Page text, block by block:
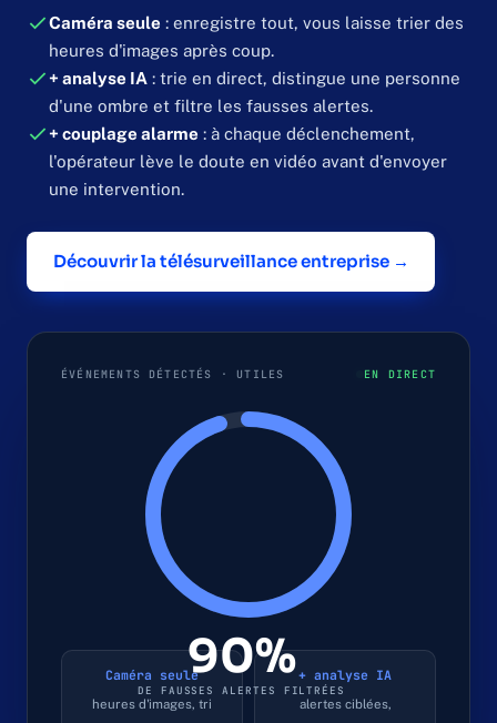
Caméra seule : enregistre tout, vous laisse trier des
heures d'images après coup.
+ analyse IA : trie en direct, distingue une personne
d'une ombre et filtre les fausses alertes.
+ couplage alarme : à chaque déclenchement,
l'opérateur lève le doute en vidéo avant d'envoyer
une intervention.
Découvrir la télésurveillance entreprise →
ÉVÉNEMENTS DÉTECTÉS · UTILES EN DIRECT
90%
DE FAUSSES ALERTES FILTRÉES
Caméra seule
heures d'images, tri
+ analyse IA
alertes ciblées,